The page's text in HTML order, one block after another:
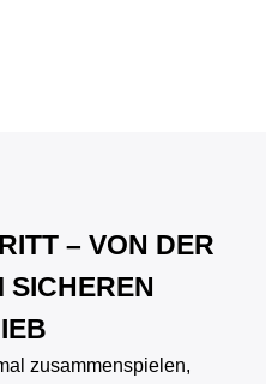
– VON DER
SICHEREN
zusammenspielen,